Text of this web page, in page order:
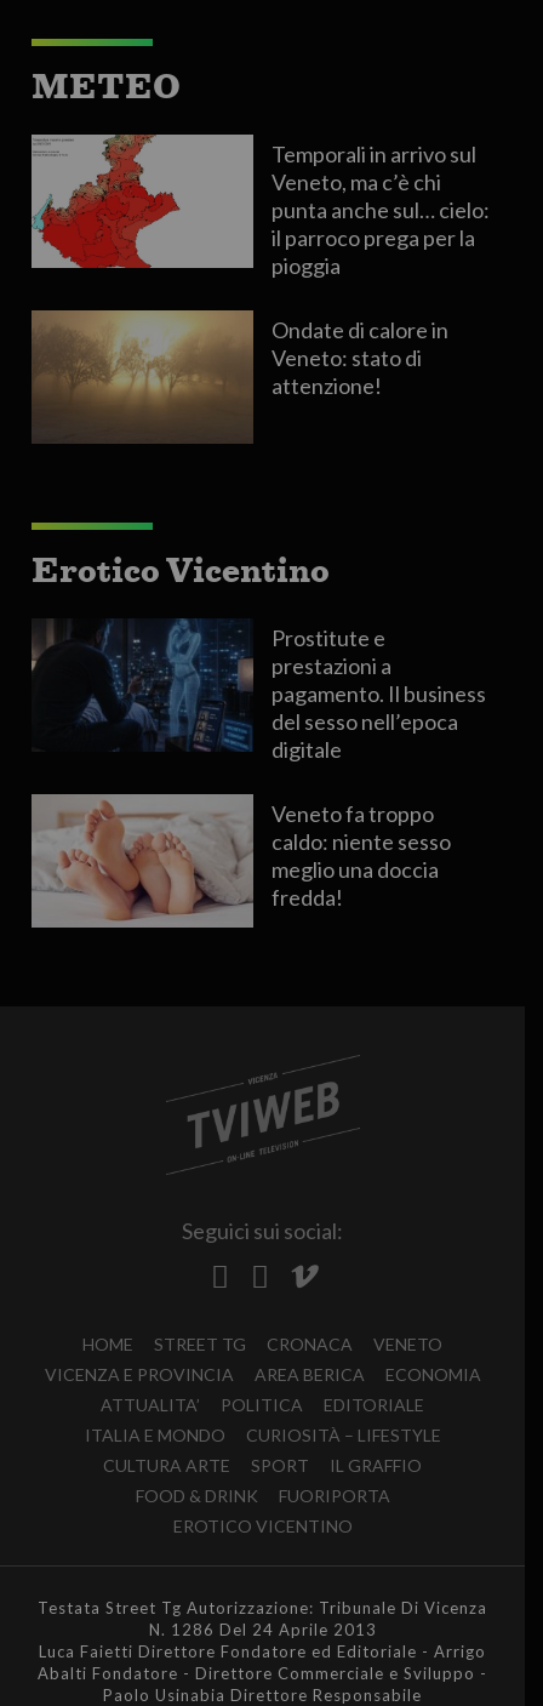
METEO
Temporali in arrivo sul
Veneto, ma c’è chi
punta anche sul… cielo:
il parroco prega per la
pioggia
Ondate di calore in
Veneto: stato di
attenzione!
Erotico Vicentino
Prostitute e
prestazioni a
pagamento. Il business
del sesso nell’epoca
digitale
Veneto fa troppo
caldo: niente sesso
meglio una doccia
fredda!
Seguici sui social:
HOME STREET TG CRONACA
VENETO
VICENZA E PROVINCIA
AREA BERICA
ECONOMIA
ATTUALITA’
POLITICA
EDITORIALE
ITALIA E MONDO
CURIOSITÀ – LIFESTYLE
CULTURA ARTE
SPORT
IL GRAFFIO
FOOD & DRINK
FUORIPORTA
EROTICO VICENTINO
Testata Street Tg Autorizzazione: Tribunale Di Vicenza
N. 1286 Del 24 Aprile 2013
Luca Faietti Direttore Fondatore ed Editoriale - Arrigo
Abalti Fondatore - Direttore Commerciale e Sviluppo -
Paolo Usinabia Direttore Responsabile